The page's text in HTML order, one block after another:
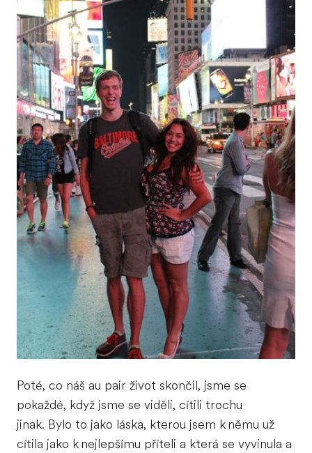
Poté, co náš au pair život skončil, jsme se
pokaždé, když jsme se viděli, cítili trochu
jinak. Bylo to jako láska, kterou jsem k němu už
cítila jako k nejlepšímu příteli a která se vyvinula a